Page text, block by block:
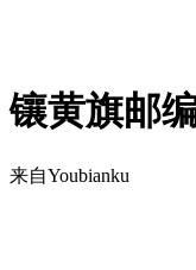
镶黄旗邮
来自Youbianku